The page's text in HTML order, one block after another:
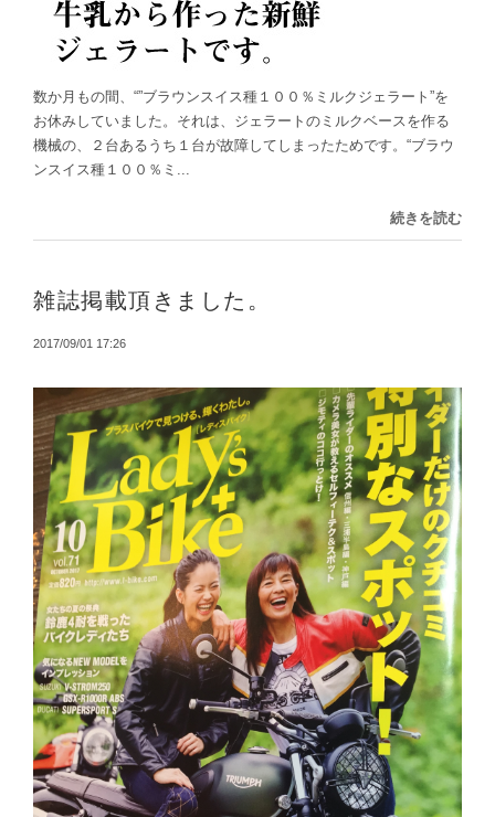
数か月もの間、“”ブラウンスイス種１００％ミルクジェラート”を
お休みしていました。それは、ジェラートのミルクベースを作る
機械の、２台あるうち１台が故障してしまったためです。“ブラウ
ンスイス種１００％ミ...
続きを読む
雑誌掲載頂きました。
2017/09/01 17:26